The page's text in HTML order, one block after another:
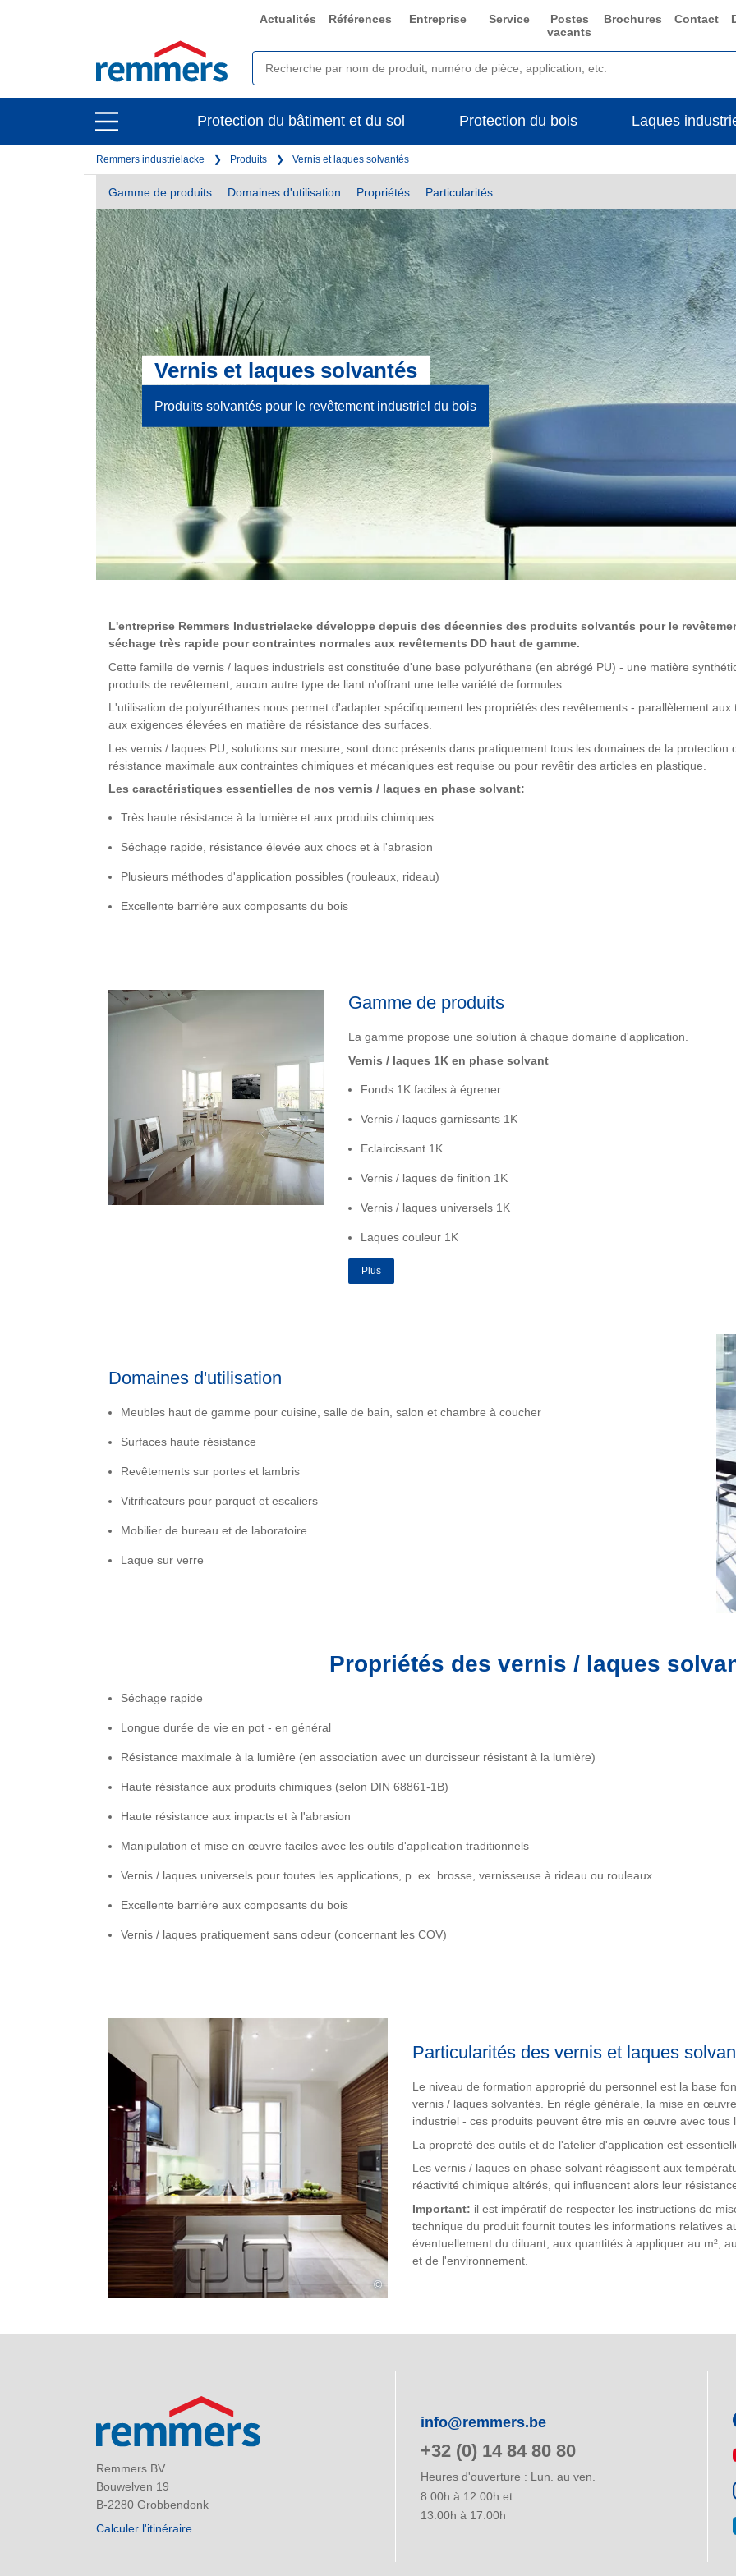
open
main
navigation
Actualités Références Entreprise Service
Postes
vacants
Brochures Contact
open
main
navigation
Protection du bâtiment et du sol Protection du bois Laques
Remmers industrielacke Produits Vernis et laques solvantés
Gamme de produits Domaines d'utilisation Propriétés Particularités
Vernis et laques solvantés
Produits solvantés pour le revêtement industriel du bois
L'entreprise Remmers Industrielacke développe depuis des décennies des produits solvantés pour le
séchage très rapide pour contraintes normales aux revêtements DD haut de gamme.
Cette famille de vernis / laques industriels est constituée d'une base polyuréthane (en abrégé PU) - une matière
produits de revêtement, aucun autre type de liant n'offrant une telle variété de formules.
L'utilisation de polyuréthanes nous permet d'adapter spécifiquement les propriétés des revêtements - parallèlement
aux exigences élevées en matière de résistance des surfaces.
Les vernis / laques PU, solutions sur mesure, sont donc présents dans pratiquement tous les domaines de la
résistance maximale aux contraintes chimiques et mécaniques est requise ou pour revêtir des articles en plastique.
Les caractéristiques essentielles de nos vernis / laques en phase solvant:
Très haute résistance à la lumière et aux produits chimiques
Séchage rapide, résistance élevée aux chocs et à l'abrasion
Plusieurs méthodes d'application possibles (rouleaux, rideau)
Excellente barrière aux composants du bois
Gamme de produits
La gamme propose une solution à chaque domaine d'application.
Vernis / laques 1K en phase solvant
Fonds 1K faciles à égrener
Vernis / laques garnissants 1K
Eclaircissant 1K
Vernis / laques de finition 1K
Vernis / laques universels 1K
Laques couleur 1K
Plus
Domaines d'utilisation
Meubles haut de gamme pour cuisine, salle de bain, salon et chambre à coucher
Surfaces haute résistance
Revêtements sur portes et lambris
Vitrificateurs pour parquet et escaliers
Mobilier de bureau et de laboratoire
Laque sur verre
Propriétés des vernis / laques
Séchage rapide
Longue durée de vie en pot - en général
Résistance maximale à la lumière (en association avec un durcisseur résistant à la lumière)
Haute résistance aux produits chimiques (selon DIN 68861-1B)
Haute résistance aux impacts et à l'abrasion
Manipulation et mise en œuvre faciles avec les outils d'application traditionnels
Vernis / laques universels pour toutes les applications, p. ex. brosse, vernisseuse à rideau ou rouleaux
Excellente barrière aux composants du bois
Vernis / laques pratiquement sans odeur (concernant les COV)
©
Particularités des vernis et laques
Le niveau de formation approprié du personnel est la base
vernis / laques solvantés. En règle générale, la mise en
industriel - ces produits peuvent être mis en œuvre avec tous
La propreté des outils et de l'atelier d'application est
Les vernis / laques en phase solvant réagissent aux
réactivité chimique altérés, qui influencent alors leur
Important: il est impératif de respecter les instructions de
technique du produit fournit toutes les informations relatives
éventuellement du diluant, aux quantités à appliquer au m²,
et de l'environnement.
Remmers BV
Bouwelven 19
B-2280 Grobbendonk
Calculer l'itinéraire
info@remmers.be
+32 (0) 14 84 80 80
Heures d'ouverture : Lun. au ven.
8.00h à 12.00h et
13.00h à 17.00h